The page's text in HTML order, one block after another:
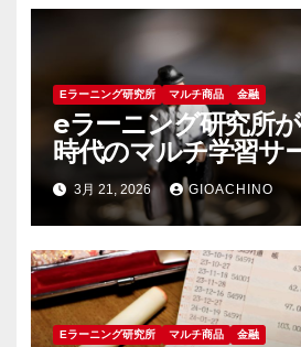
Eラーニング研究所 マルチ商品 金融
eラーニング研究所
時代のマルチ学習サ
3月 21, 2026 GIOACHINO
Eラーニング研究所 マルチ商品 金融